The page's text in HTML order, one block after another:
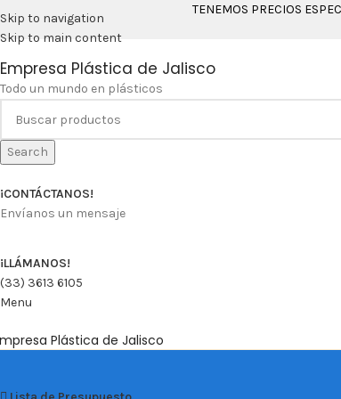
Skip to navigation
Skip to main content
TENEMOS PRECIOS
Empresa Plástica de Jalisco
Todo un mundo en plásticos
Search
¡CONTÁCTANOS!
Envíanos un mensaje
¡LLÁMANOS!
(33) 3613 6105
Menu
Plástica de Jalisco